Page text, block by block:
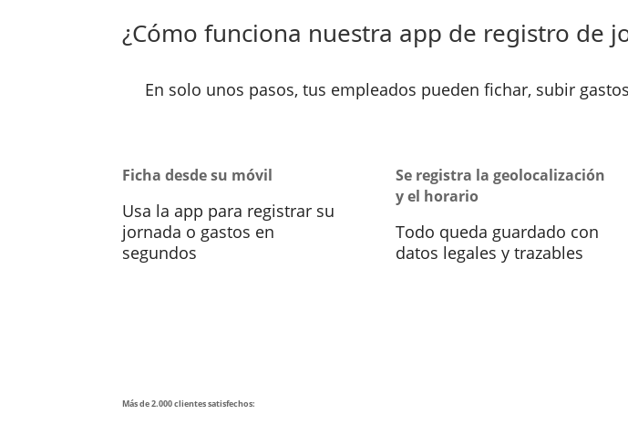
¿Cómo funciona nuestra app de registro de
En solo unos pasos, tus empleados pueden fichar, subir
Ficha desde su móvil
Usa la app para registrar su
jornada o gastos en
segundos
Se registra la geolocalización
y el horario
Todo queda guardado con
datos legales y trazables
Más de 2.000 clientes satisfechos: